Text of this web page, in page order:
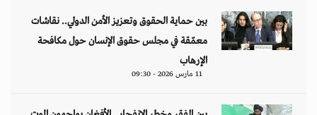
بين حماية الحقوق وتعزيز الأمن الدولي.. نقاشات
معمّقة في مجلس حقوق الإنسان حول مكافحة
الإرهاب
11 مارس 2026 - 09:30